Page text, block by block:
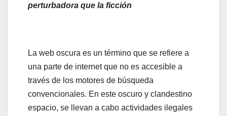
perturbadora que la ficción
La web oscura es un término que se refiere a
una parte de internet que no es accesible a
través de los motores de búsqueda
convencionales. En este oscuro y clandestino
espacio, se llevan a cabo actividades ilegales